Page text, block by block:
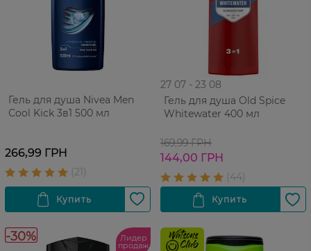
Гель для душа Nivea Men
Сool Kick 3в1 500 мл
266,99 ГРН
27 07 - 23 08
Гель для душа Old Spice
Whitewater 400 мл
169,99 ГРН
144,00 ГРН
-30% Лидер
продаж